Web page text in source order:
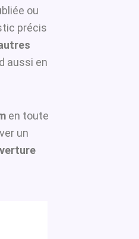
ou
précis
aussi en
en toute
un